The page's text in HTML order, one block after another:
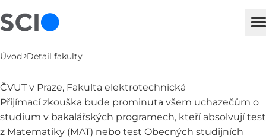
Úvod Detail fakulty
ČVUT v Praze, Fakulta elektrotechnická
Přijímací zkouška bude prominuta všem uchazečům o
studium v bakalářských programech, kteří absolvují test
z Matematiky (MAT) nebo test Obecných studijních